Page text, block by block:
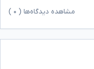
مشاهده دیدگاه‌ها ( ۰